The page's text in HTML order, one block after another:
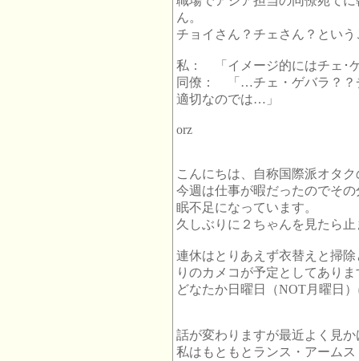
ん。
チョイさん？チェさん？とい
私： 「イメージ的にはチェ･
同僚： 「…チェ・ゲバラ？？
適切なのでは…」
orz
こんにちは、自称国際派オタ
今週は仕事が暇だったのでそ
眠不足になっています。
久しぶりに２ちゃんを見たら
連休はとりあえず衣替えと掃
りのカメコが予定としてありま
どなたか日曜日（NOT月曜日
話が変わりますが最近よく見
私はもともとランス・アーム